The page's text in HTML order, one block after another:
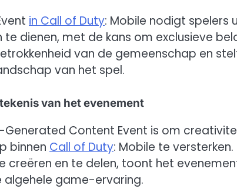
in Call of Duty: Mobile nodigt spelers
dienen, met de kans om exclusieve
van de gemeenschap en
van het spel.
van het evenement
Content Event is om
binnen Call of Duty: Mobile te
creëren en te delen, toont het
algehele game-ervaring.